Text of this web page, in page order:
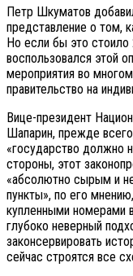
Петр Шкуматов
представление о том,
Но если бы это
воспользовался этой
мероприятия во
правительство на
Вице-президент
Шапарин, прежде
«государство должно
стороны, этот
«абсолютно сырым и
пункты», по его
купленными номерами
глубоко неверный
законсервировать
сейчас строятся все